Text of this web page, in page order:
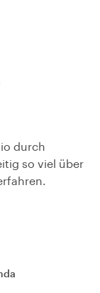
durch
so viel über